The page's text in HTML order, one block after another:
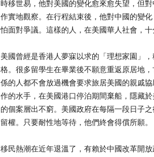
時移世易，他對美國的變化愈來愈失望，但
作實地觀察。在行程結束後，他對中國的變
怕面對爭議。這樣的人，在美國華人社會，十
美國曾經是香港人夢寐以求的「理想家園」
格。很多留學生在畢業後不願意重返原居地
係的人都不會放過機會要求旅居美國的親戚
作的水手，在美國港口停泊期間棄船，隱藏
的個案層出不窮。美國政府在每隔一段日子
留權。只要耐性地等待，他們終會得償所願。
移民熱潮在近年退溫了，有賴於中國改革開